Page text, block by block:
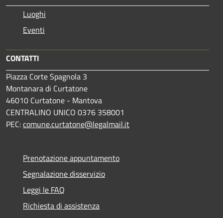
Luoghi
Eventi
CONTATTI
Piazza Corte Spagnola 3
Montanara di Curtatone
46010 Curtatone - Mantova
CENTRALINO UNICO 0376 358001
PEC:comune.curtatone@legalmail.it
Prenotazione appuntamento
Segnalazione disservizio
Leggi le FAQ
Richiesta di assistenza